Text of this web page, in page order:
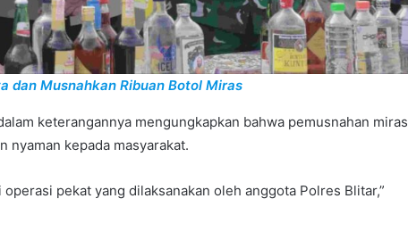
dan Musnahkan Ribuan Botol Miras
keterangannya mengungkapkan bahwa pemusnahan miras
nyaman kepada masyarakat.
pekat yang dilaksanakan oleh anggota Polres Blitar,”